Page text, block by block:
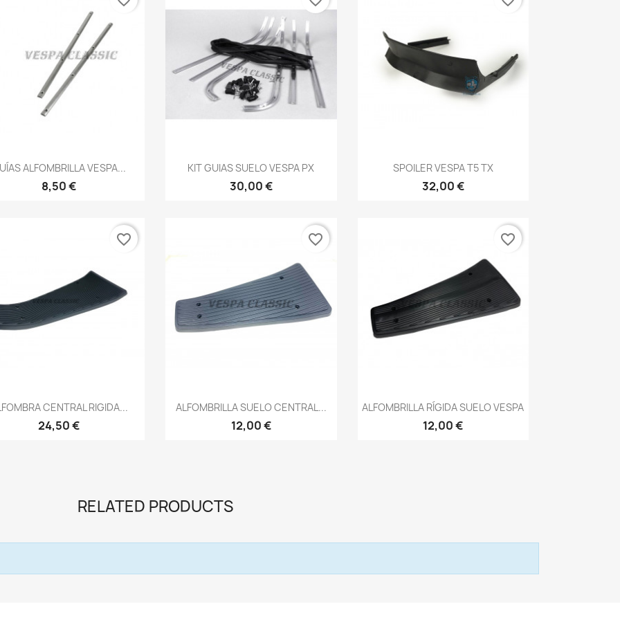
Vista rápida
ALFOMBRILLA VESPA...
8,50 €
Vista rápida
KIT GUIAS SUELO VESPA PX
30,00 €
 Vista rápida
SPOILER VESPA T5 TX
32,00 €
Vista rápida
CENTRAL RIGIDA...
24,50 €
favorite_border
 Vista rápida
ALFOMBRILLA SUELO CENTRAL...
12,00 €
favorite_border
Vista rápida
ALFOMBRILLA RÍGIDA SUELO VESPA
12,00 €
favorite_border
RELATED PRODUCTS